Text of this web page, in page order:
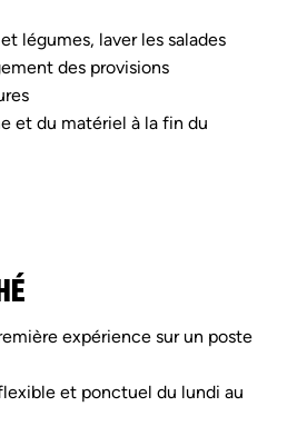
légumes, laver les salades
des provisions
et du matériel à la fin du
expérience sur un poste
et ponctuel du lundi au